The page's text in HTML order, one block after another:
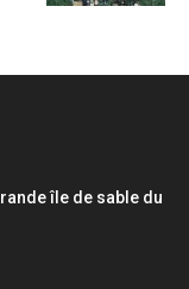
île de sable du